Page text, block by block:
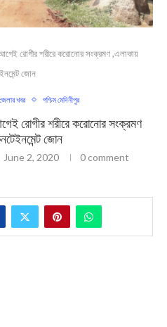
রোগীর শরীরে করোনাের সংক্রমণ ,এলাকায়
জোন
জেলার খবর পশ্চিম মেদিনীপুর
রোগীর শরীরে করোনাের সংক্রমণ
জোন
June 2, 2020 0 comment